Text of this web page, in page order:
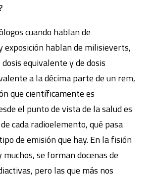
cuando hablan de
exposición hablan de milisieverts,
equivalente y de dosis
a la décima parte de un rem,
que científicamente es
el punto de vista de la salud es
cada radioelemento, qué pasa
de emisión que hay. En la fisión
se forman docenas de
pero las que más nos